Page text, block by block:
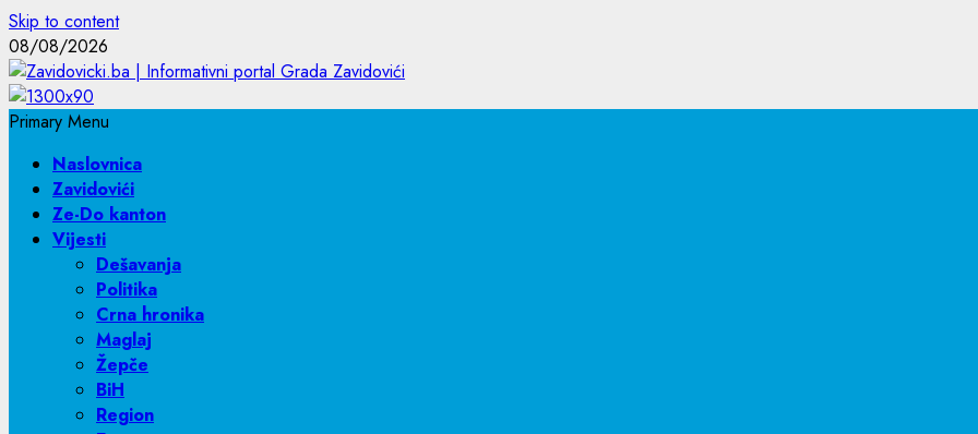
Skip to content
08/08/2026
Primary Menu
Naslovnica
Zavidovići
Ze-Do kanton
Vijesti
Dešavanja
Politika
Crna hronika
Maglaj
Žepče
BiH
Region